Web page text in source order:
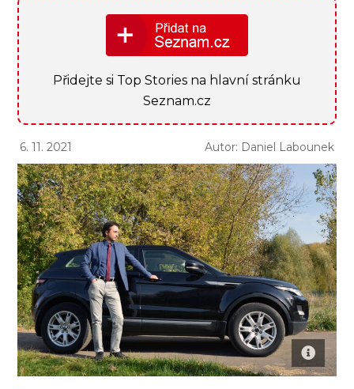
Přidejte si Top Stories na hlavní stránku
Seznam.cz
6. 11. 2021 Autor: Daniel Labounek